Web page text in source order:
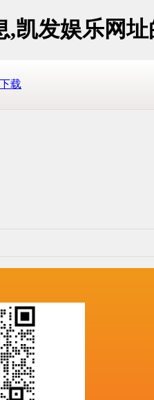
,凯发娱乐网
下载